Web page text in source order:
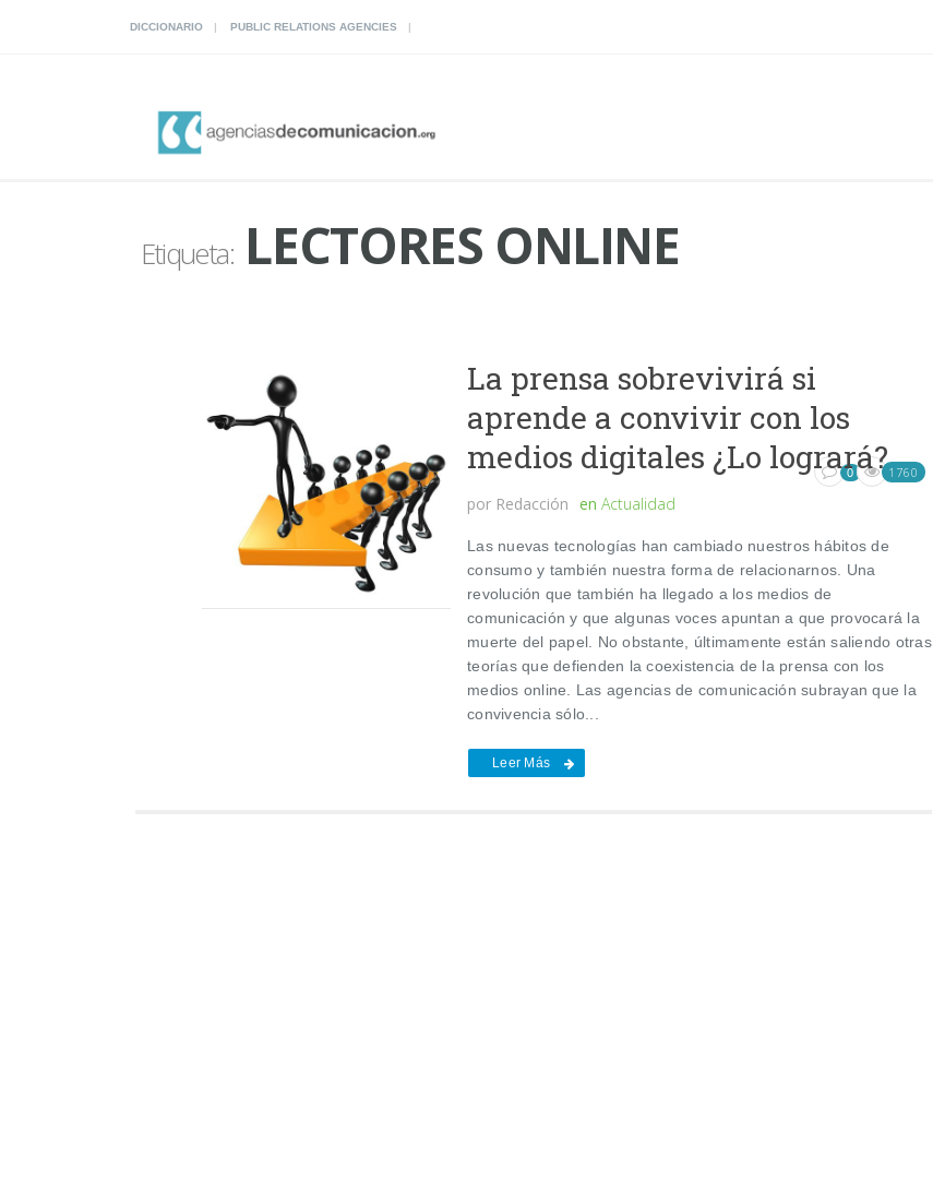
DICCIONARIO PUBLIC RELATIONS AGENCIES
Etiqueta:LECTORES ONLINE
La prensa sobrevivirá si
aprende a convivir con los
medios digitales ¿Lo logrará?
por Redacción en Actualidad
0 1760
Las nuevas tecnologías han cambiado nuestros hábitos de
consumo y también nuestra forma de relacionarnos. Una
revolución que también ha llegado a los medios de
comunicación y que algunas voces apuntan a que provocará la
muerte del papel. No obstante, últimamente están saliendo otras
teorías que defienden la coexistencia de la prensa con los
medios online. Las agencias de comunicación subrayan que la
convivencia sólo...
Leer Más